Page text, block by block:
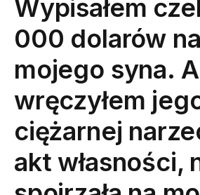
Wypisałem
000 dolarów
mojego syna.
wręczyłem
ciężarnej
akt własności,